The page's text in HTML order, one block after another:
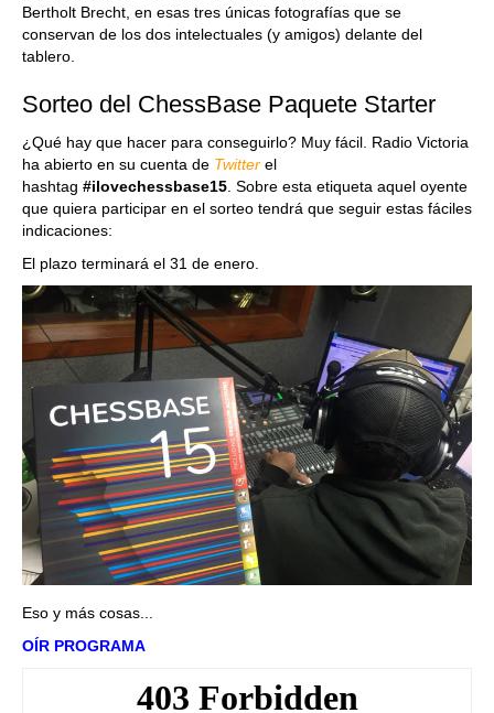
Bertholt Brecht, en esas tres únicas fotografías que se
conservan de los dos intelectuales (y amigos) delante del
tablero.
Sorteo del ChessBase Paquete Starter
¿Qué hay que hacer para conseguirlo? Muy fácil. Radio Victoria
ha abierto en su cuenta de Twitter el
hashtag #ilovechessbase15 . Sobre esta etiqueta aquel oyente
que quiera participar en el sorteo tendrá que seguir estas fáciles
indicaciones:
El plazo terminará el 31 de enero.
Eso y más cosas...
OÍR PROGRAMA